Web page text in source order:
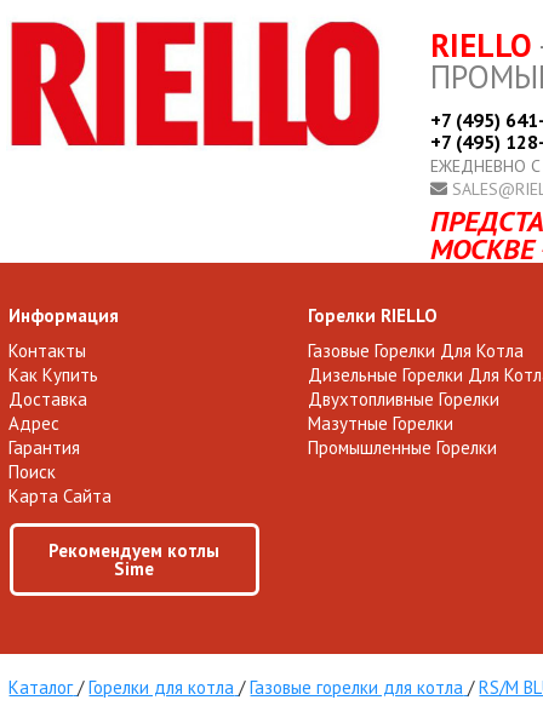
RIELLO
+7 (495)
+7 (495)
ЕЖЕДНЕВНО
МОСКВЕ
Информация
Контакты
Как Купить
Доставка
Адрес
Гарантия
Поиск
Карта Сайта
Рекомендуем котлы
Sime
Горелки RIELLO
Газовые Горелки Для Котла
Дизельные Горелки Для
Двухтопливные Горелки
Мазутные Горелки
Промышленные Горелки
Каталог /Горелки для котла /Газовые горелки для котла /RS/M